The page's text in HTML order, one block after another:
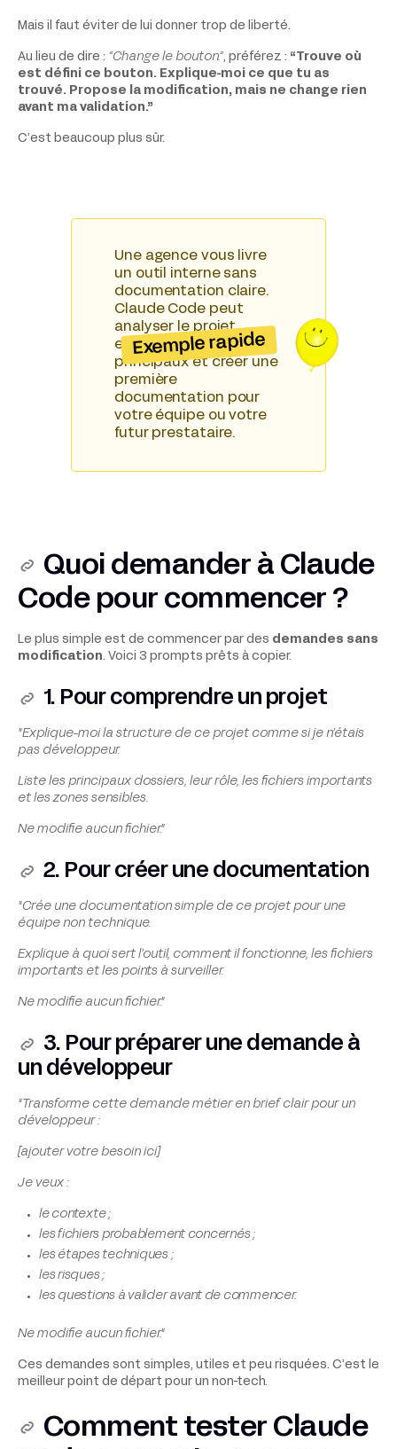
Mais il faut éviter de lui donner trop de liberté.
Au lieu de dire : “Change le bouton.”, préférez : “Trouve où
est défini ce bouton. Explique-moi ce que tu as
trouvé. Propose la modification, mais ne change rien
avant ma validation.”
C’est beaucoup plus sûr.
Une agence vous livre
un outil interne sans
documentation claire.
Claude Code peut
analyser le projet,
expliquer les dossiers
principaux et créer une
première
documentation pour
votre équipe ou votre
futur prestataire.
Exemple rapide
Quoi demander à Claude
Code pour commencer ?
Le plus simple est de commencer par des demandes sans
modification. Voici 3 prompts prêts à copier.
1. Pour comprendre un projet
"Explique-moi la structure de ce projet comme si je n’étais
pas développeur.
Liste les principaux dossiers, leur rôle, les fichiers importants
et les zones sensibles.
Ne modifie aucun fichier."
2. Pour créer une documentation
"Crée une documentation simple de ce projet pour une
équipe non technique.
Explique à quoi sert l’outil, comment il fonctionne, les fichiers
importants et les points à surveiller.
Ne modifie aucun fichier."
3. Pour préparer une demande à
un développeur
"Transforme cette demande métier en brief clair pour un
développeur :
[ajouter votre besoin ici]
Je veux :
le contexte ;
les fichiers probablement concernés ;
les étapes techniques ;
les risques ;
les questions à valider avant de commencer.
Ne modifie aucun fichier."
Ces demandes sont simples, utiles et peu risquées. C’est le
meilleur point de départ pour un non-tech.
Comment tester Claude